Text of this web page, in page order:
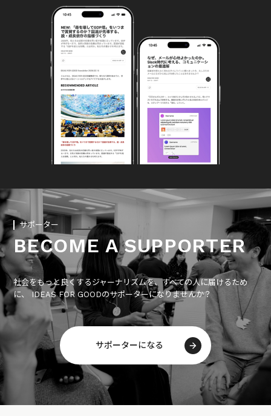
サポーター
BECOME A SUPPORTER
社会をもっと良くするジャーナリズムを、すべての人に届けるため
に、 IDEAS FOR GOODのサポーターになりませんか？
サポーターになる